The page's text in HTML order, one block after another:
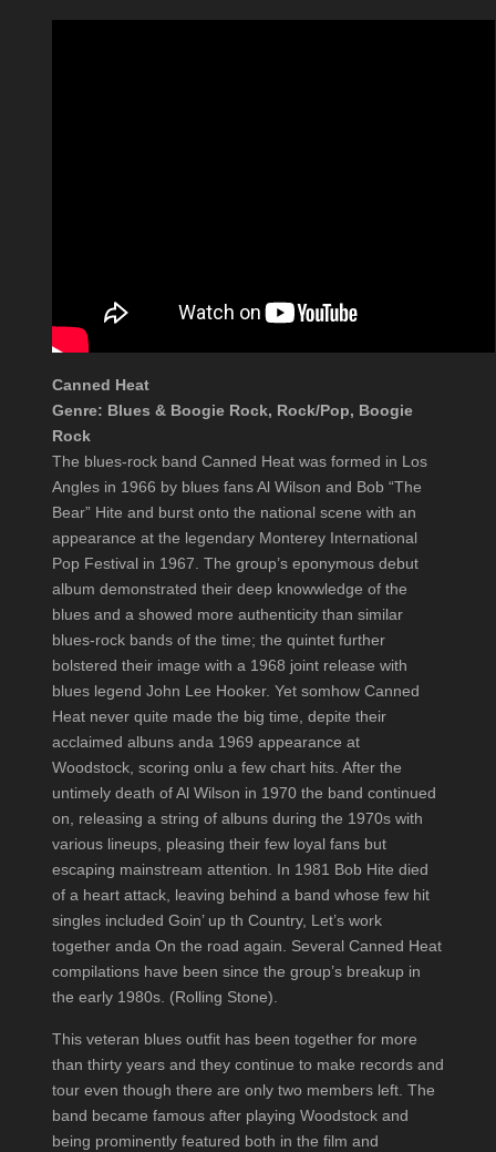
Canned Heat
Genre: Blues & Boogie Rock, Rock/Pop, Boogie
Rock
The blues-rock band Canned Heat was formed in Los
Angles in 1966 by blues fans Al Wilson and Bob “The
Bear” Hite and burst onto the national scene with an
appearance at the legendary Monterey International
Pop Festival in 1967. The group’s eponymous debut
album demonstrated their deep knowwledge of the
blues and a showed more authenticity than similar
blues-rock bands of the time; the quintet further
bolstered their image with a 1968 joint release with
blues legend John Lee Hooker. Yet somhow Canned
Heat never quite made the big time, depite their
acclaimed albuns anda 1969 appearance at
Woodstock, scoring onlu a few chart hits. After the
untimely death of Al Wilson in 1970 the band continued
on, releasing a string of albuns during the 1970s with
various lineups, pleasing their few loyal fans but
escaping mainstream attention. In 1981 Bob Hite died
of a heart attack, leaving behind a band whose few hit
singles included Goin’ up th Country, Let’s work
together anda On the road again. Several Canned Heat
compilations have been since the group’s breakup in
the early 1980s. (Rolling Stone).
This veteran blues outfit has been together for more
than thirty years and they continue to make records and
tour even though there are only two members left. The
band became famous after playing Woodstock and
being prominently featured both in the film and